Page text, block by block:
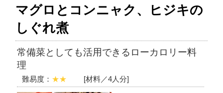
マグロとコンニャク、ヒジキの
しぐれ煮
常備菜としても活用できるローカロリー料
理
難易度： ★★ [材料／4人分]